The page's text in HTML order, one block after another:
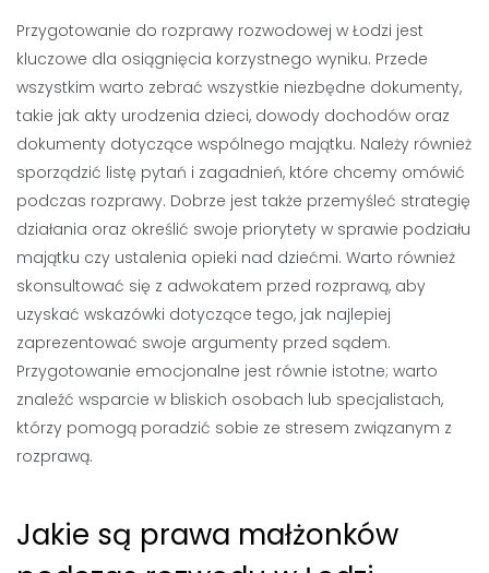
Przygotowanie do rozprawy rozwodowej w Łodzi jest
kluczowe dla osiągnięcia korzystnego wyniku. Przede
wszystkim warto zebrać wszystkie niezbędne dokumenty,
takie jak akty urodzenia dzieci, dowody dochodów oraz
dokumenty dotyczące wspólnego majątku. Należy również
sporządzić listę pytań i zagadnień, które chcemy omówić
podczas rozprawy. Dobrze jest także przemyśleć strategię
działania oraz określić swoje priorytety w sprawie podziału
majątku czy ustalenia opieki nad dziećmi. Warto również
skonsultować się z adwokatem przed rozprawą, aby
uzyskać wskazówki dotyczące tego, jak najlepiej
zaprezentować swoje argumenty przed sądem.
Przygotowanie emocjonalne jest równie istotne; warto
znaleźć wsparcie w bliskich osobach lub specjalistach,
którzy pomogą poradzić sobie ze stresem związanym z
rozprawą.
Jakie są prawa małżonków